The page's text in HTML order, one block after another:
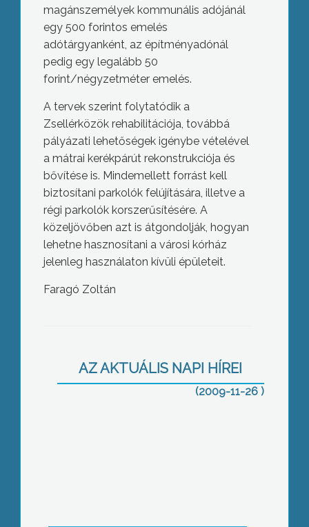
magánszemélyek kommunális adójánál
egy 500 forintos emelés
adótárgyanként, az építményadónál
pedig egy legalább 50
forint/négyzetméter emelés.
A tervek szerint folytatódik a
Zsellérközök rehabilitációja, továbbá
pályázati lehetőségek igénybe vételével
a mátrai kerékpárút rekonstrukciója és
bővítése is. Mindemellett forrást kell
biztosítani parkolók felújítására, illetve a
régi parkolók korszerűsítésére. A
közeljövőben azt is átgondolják, hogyan
lehetne hasznosítani a városi kórház
jelenleg használaton kívüli épületeit.
Faragó Zoltán
AZ AKTUÁLIS NAPI HÍREI
(2009-11-26 )